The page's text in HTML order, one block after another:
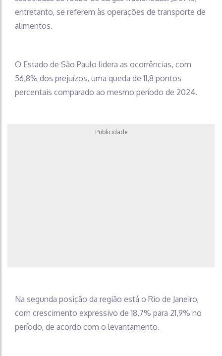
entretanto, se referem às operações de transporte de
alimentos.
O Estado de São Paulo lidera as ocorrências, com
56,8% dos prejuízos, uma queda de 11,8 pontos
percentais comparado ao mesmo período de 2024.
Publicidade
Na segunda posição da região está o Rio de Janeiro,
com crescimento expressivo de 18,7% para 21,9% no
período, de acordo com o levantamento.